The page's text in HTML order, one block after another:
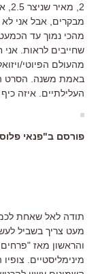
מבקרים, אבל אני
מהכי נמוך עד
שחייבים לראות.
מהעולם הפיוטי/
באמת משנה. הסרט
העלילתיים. איזה
פורסם ב"פנאי פלוס",
תודה לאל שאחת
מעט צריך בשביל
והראשון מאז
מינימליסטיים.